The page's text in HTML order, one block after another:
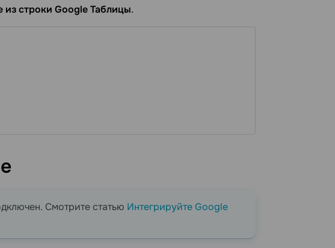
из строки Google Таблицы.
Смотрите статью Интегрируйте Google